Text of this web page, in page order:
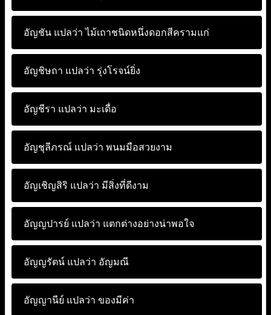
อัญชัน แปลว่า ไม้เถาชนิดหนึ่งดอกสีครามแก่
อัญชิษถา แปลว่า รุ่งโรจน์ยิ่ง
อัญชีรา แปลว่า มะเดื่อ
อัญชุลีภรณ์ แปลว่า พนมมือสวยงาม
อัญเชิญสิริ แปลว่า มีสิ่งที่ดีงาม
อัญญปารย์ แปลว่า แตกต่างอย่างน่าพอใจ
อัญญรัตน์ แปลว่า อัญมณี
อัญญานีย์ แปลว่า ของมีค่า